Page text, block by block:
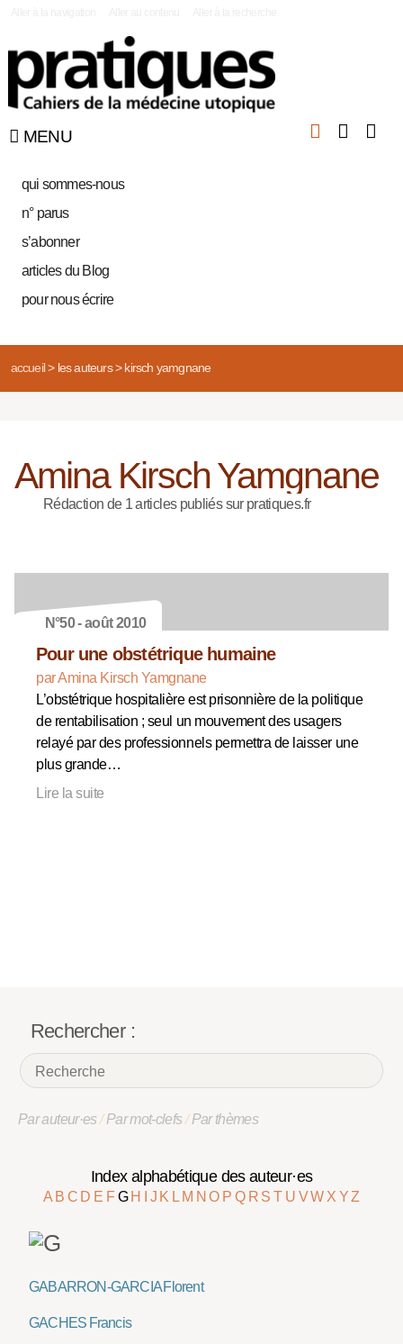
MENU
qui sommes-nous
n° parus
s’abonner
articles du Blog
pour nous écrire
accueil> les auteurs> kirsch yamgnane
Amina Kirsch Yamgnane
Rédaction de 1 articles publiés sur pratiques.fr
N°50 - août 2010
Pour une obstétrique humaine
par Amina Kirsch Yamgnane
L’obstétrique hospitalière est prisonnière de la politique
de rentabilisation ; seul un mouvement des usagers
relayé par des professionnels permettra de laisser une
plus grande…
Lire la suite
Rechercher :
Par auteur·es/Par mot-clefs/Par thèmes
Index alphabétique des auteur·es
A B C D E F G H J K L M NO P Q R ST U VW X YZ
GABARRON-GARCIA Florent
GACHES Francis